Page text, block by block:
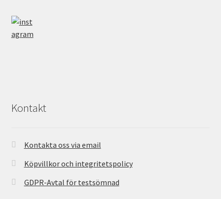
Kontakt
Kontakta oss via email
Köpvillkor och integritetspolicy
GDPR-Avtal för testsömnad